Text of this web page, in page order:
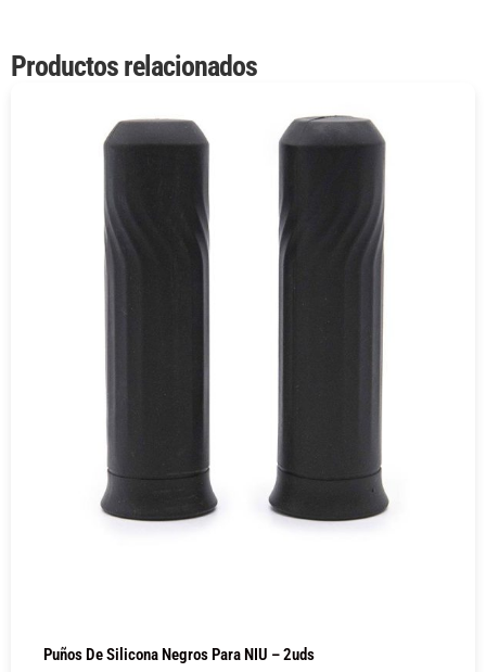
Productos relacionados
Puños De Silicona Negros Para NIU – 2uds